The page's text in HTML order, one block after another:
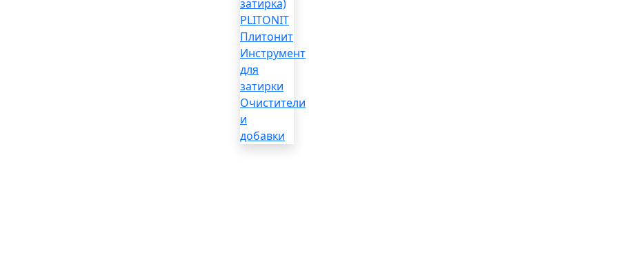
затирка)
PLITONIT
Плитонит
Инструмент
для
затирки
Очистители
и
добавки